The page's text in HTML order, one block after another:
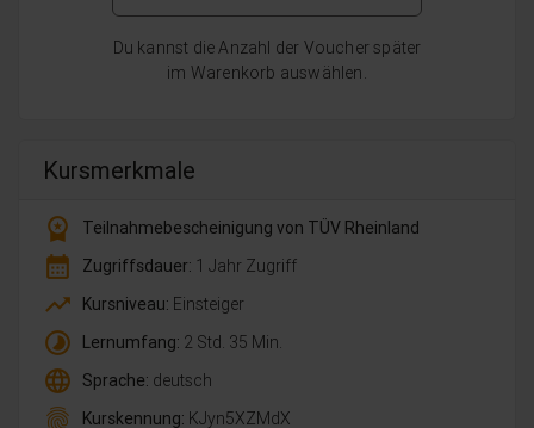
Du kannst die Anzahl der Voucher später
im Warenkorb auswählen.
Kursmerkmale
workspace_premium
Teilnahmebescheinigung von TÜV Rheinland
calendar_month Zugriffsdauer: 1 Jahr Zugriff
trending_up Kursniveau: Einsteiger
timelapse Lernumfang: 2 Std. 35 Min.
language Sprache: deutsch
fingerprint Kurskennung: KJyn5XZMdX